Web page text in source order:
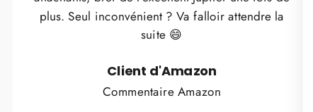
plus. Seul inconvénient ? Va falloir attendre la
suite 😄
Client d'Amazon
Commentaire Amazon